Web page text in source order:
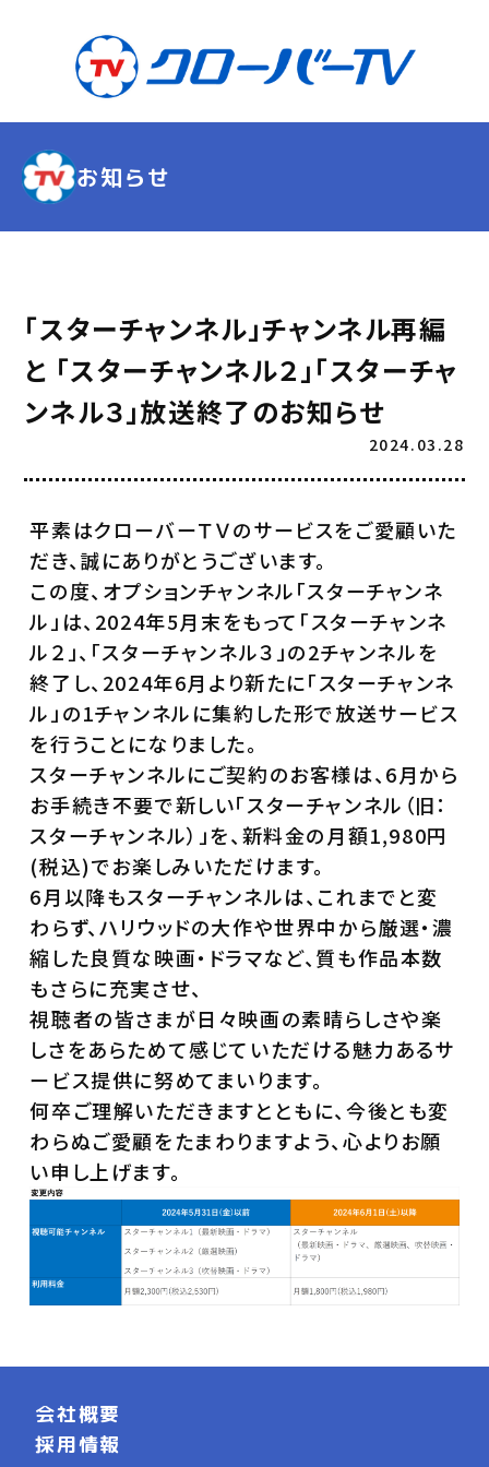
お知らせ
「スターチャンネル」チャンネル再編
と 「スターチャンネル２」「スターチャ
ンネル３」放送終了のお知らせ
2024.03.28
平素はクローバーＴＶのサービスをご愛顧いた
だき、誠にありがとうございます。
この度、オプションチャンネル「スターチャンネ
ル」は、2024年5月末をもって「スターチャンネ
ル２」、「スターチャンネル３」の2チャンネルを
終了し、2024年6月より新たに「スターチャンネ
ル」の1チャンネルに集約した形で放送サービス
を行うことになりました。
スターチャンネルにご契約のお客様は、6月から
お手続き不要で新しい「スターチャンネル（旧：
スターチャンネル）」を、新料金の月額1,980円
(税込)でお楽しみいただけます。
6月以降もスターチャンネルは、これまでと変
わらず、ハリウッドの大作や世界中から厳選・濃
縮した良質な映画・ドラマなど、質も作品本数
もさらに充実させ、
視聴者の皆さまが日々映画の素晴らしさや楽
しさをあらためて感じていただける魅力あるサ
ービス提供に努めてまいります。
何卒ご理解いただきますとともに、今後とも変
わらぬご愛顧をたまわりますよう、心よりお願
い申し上げます。
会社概要
採用情報